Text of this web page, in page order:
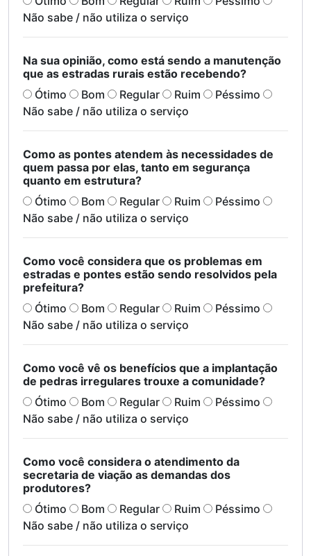
Não sabe / não utiliza o serviço
Na sua opinião, como está sendo a manutenção
que as estradas rurais estão recebendo?
Ótimo
Bom Regular Ruim
Péssimo
Não sabe / não utiliza o serviço
Como as pontes atendem às necessidades de
quem passa por elas, tanto em segurança
quanto em estrutura?
Ótimo
Bom Regular Ruim
Péssimo
Não sabe / não utiliza o serviço
Como você considera que os problemas em
estradas e pontes estão sendo resolvidos pela
prefeitura?
Ótimo
Bom Regular Ruim
Péssimo
Não sabe / não utiliza o serviço
Como você vê os benefícios que a implantação
de pedras irregulares trouxe a comunidade?
Ótimo
Bom Regular Ruim
Péssimo
Não sabe / não utiliza o serviço
Como você considera o atendimento da
secretaria de viação as demandas dos
produtores?
Ótimo
Bom Regular Ruim
Péssimo
Não sabe / não utiliza o serviço